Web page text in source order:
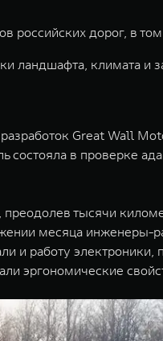
российских дорог, в
ландшафта, климата и
Great Wall
состояла в проверке
тысячи
месяца инженеры-
и работу
эргономические